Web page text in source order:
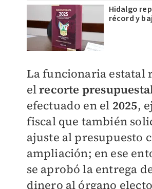
Hidalgo
récord y
La funcionaria estatal
elrecorte
efectuado en el 2025,
fiscal que también
ajuste al presupuesto
ampliación; en ese
se aprobó la entrega
dinero al órgano